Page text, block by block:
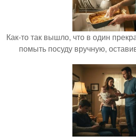
Как-то так вышло, что в один
помыть посуду вручную,